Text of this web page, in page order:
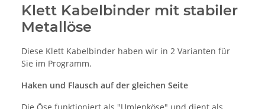
Klett Kabelbinder mit stabiler
Metallöse
Diese Klett Kabelbinder haben wir in 2 Varianten für
Sie im Programm.
Haken und Flausch auf der gleichen Seite